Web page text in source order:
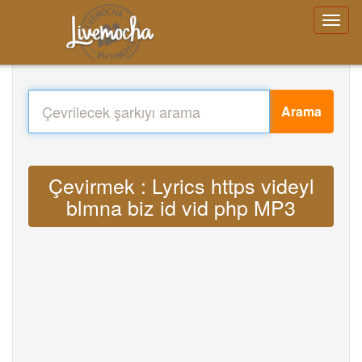
Arama
Çevirmek : Lyrics https videyl
blmna biz id vid php MP3